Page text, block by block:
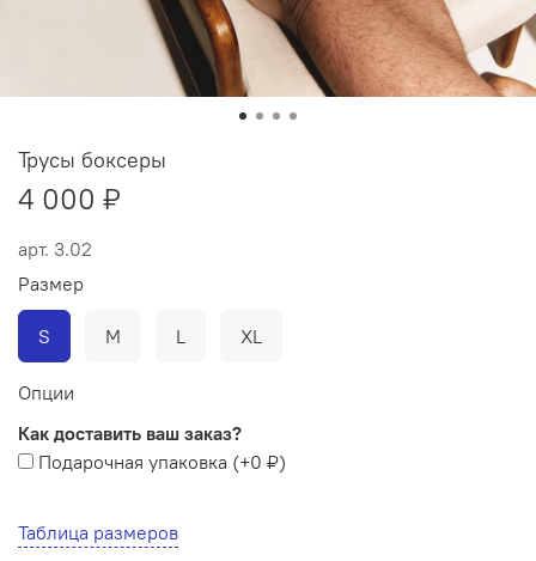
арт. 3.02
Трусы боксеры
4 000 ₽
Таблица размеров
Размер
S M L XL
Опции
Как доставить ваш заказ?
Подарочная упаковка (+0 ₽)